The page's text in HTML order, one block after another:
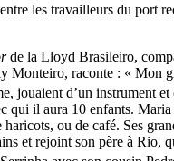
les travailleurs du port
de la Lloyd Brasileiro,
Monteiro, raconte : « Mon
jouaient d’un instrument et
il aura 10 enfants.
ou de café. Ses
et rejoint son père à Rio,